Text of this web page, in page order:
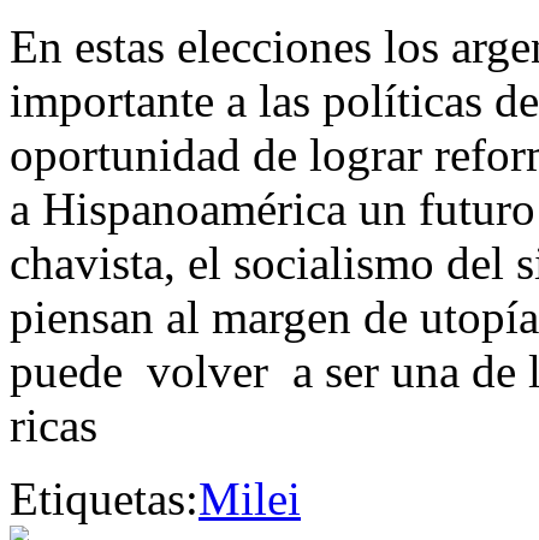
En estas elecciones los
importante a las políticas
oportunidad de lograr
a Hispanoamérica un
chavista, el socialismo del
piensan al margen de
puede volver a ser una de
ricas
Etiquetas:Milei